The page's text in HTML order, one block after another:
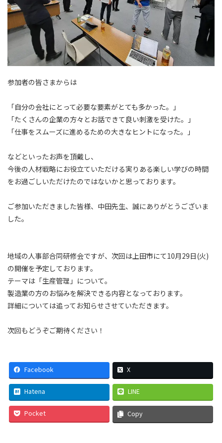
参加者の皆さまからは
「自分の会社にとって必要な要素がとても多かった。」
「たくさんの企業の方々とお話できて良い刺激を受けた。」
「仕事をスムーズに進めるための大きなヒントになった。」
などといったお声を頂戴し、
今後の人材戦略にお役立ていただける実りある楽しい学びの時間
をお過ごしいただけたのではないかと思っております。
ご参加いただきました皆様、中田先生、誠にありがとうございま
した。
地域の人事部合同研修会ですが、次回は上田市にて10月29日(火)
の開催を予定しております。
テーマは「生産管理」について。
製造業の方のお悩みを解決できる内容となっております。
詳細については追ってお知らせさせていただきます。
次回もどうぞご期待ください！
Facebook X
Hatena LINE
Pocket Copy